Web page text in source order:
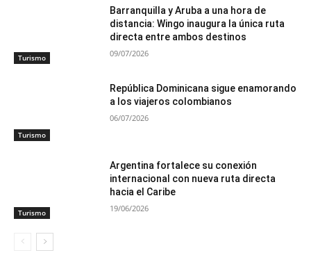
Turismo
Barranquilla y Aruba a una hora de
distancia: Wingo inaugura la única ruta
directa entre ambos destinos
09/07/2026
Turismo
República Dominicana sigue enamorando
a los viajeros colombianos
06/07/2026
Turismo
Argentina fortalece su conexión
internacional con nueva ruta directa
hacia el Caribe
19/06/2026